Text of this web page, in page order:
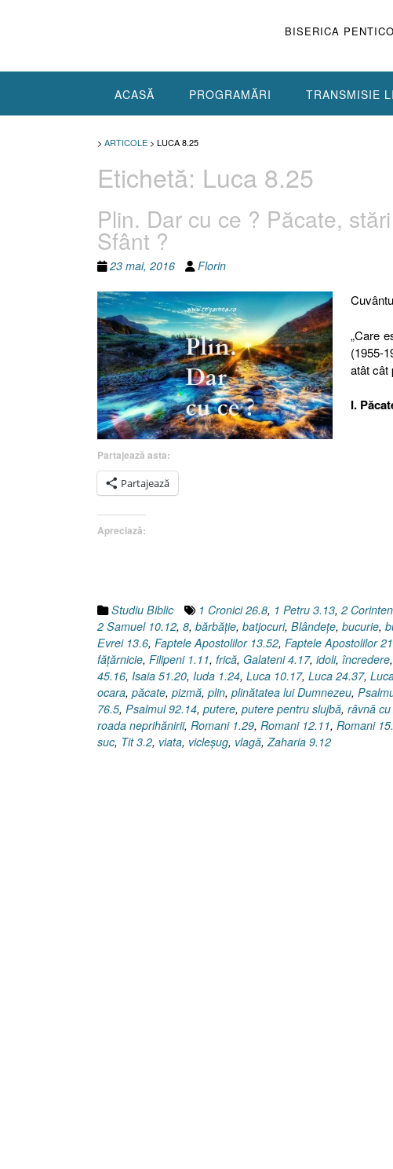
BISERICA
ACASĂ PROGRAMĂRI TRANSMISIE
> ARTICOLE > LUCA 8.25
Etichetă: Luca 8.25
Plin. Dar cu ce ? Păcate,
Sfânt ?
23 mai, 2016 Florin
„Care
(1955-
atât cât
I.
Partajează asta:
Partajează
Apreciază:
Studiu Biblic 1 Cronici 26.8, 1 Petru 3.13, 2
2 Samuel 10.12, 8, bărbăţie, batjocuri, Blândeţe, bucurie,
Evrei 13.6, Faptele Apostolilor 13.52, Faptele Apostolilor
făţărnicie, Filipeni 1.11, frică, Galateni 4.17, idoli, încredere,
45.16, Isaia 51.20, Iuda 1.24, Luca 10.17, Luca 24.37,
ocara, păcate, pizmă, plin, plinătatea lui Dumnezeu,
76.5, Psalmul 92.14, putere, putere pentru slujbă, râvnă
roada neprihănirii, Romani 1.29, Romani 12.11, Romani
suc, Tit 3.2, viata, vicleşug, vlagă,Zaharia 9.12